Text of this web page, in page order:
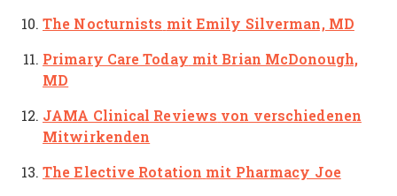
The Nocturnists mit Emily Silverman, MD
Primary Care Today mit Brian McDonough,
MD
JAMA Clinical Reviews von verschiedenen
Mitwirkenden
The Elective Rotation mit Pharmacy Joe